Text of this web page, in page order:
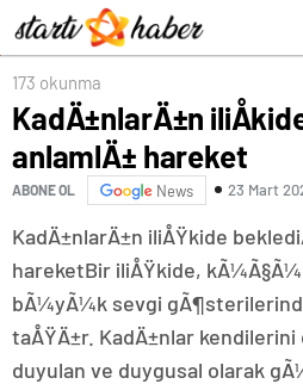
173 okunma
KadÄ±nlarÄ±n
anlamlÄ± hareket
ABONE OL News 23 Mart
KadÄ±nlarÄ±n iliÅŸkide
hareketBir iliÅŸkide,
bÃ¼yÃ¼k sevgi
taÅŸÄ±r. KadÄ±nlar
duyulan ve duygusal olarak